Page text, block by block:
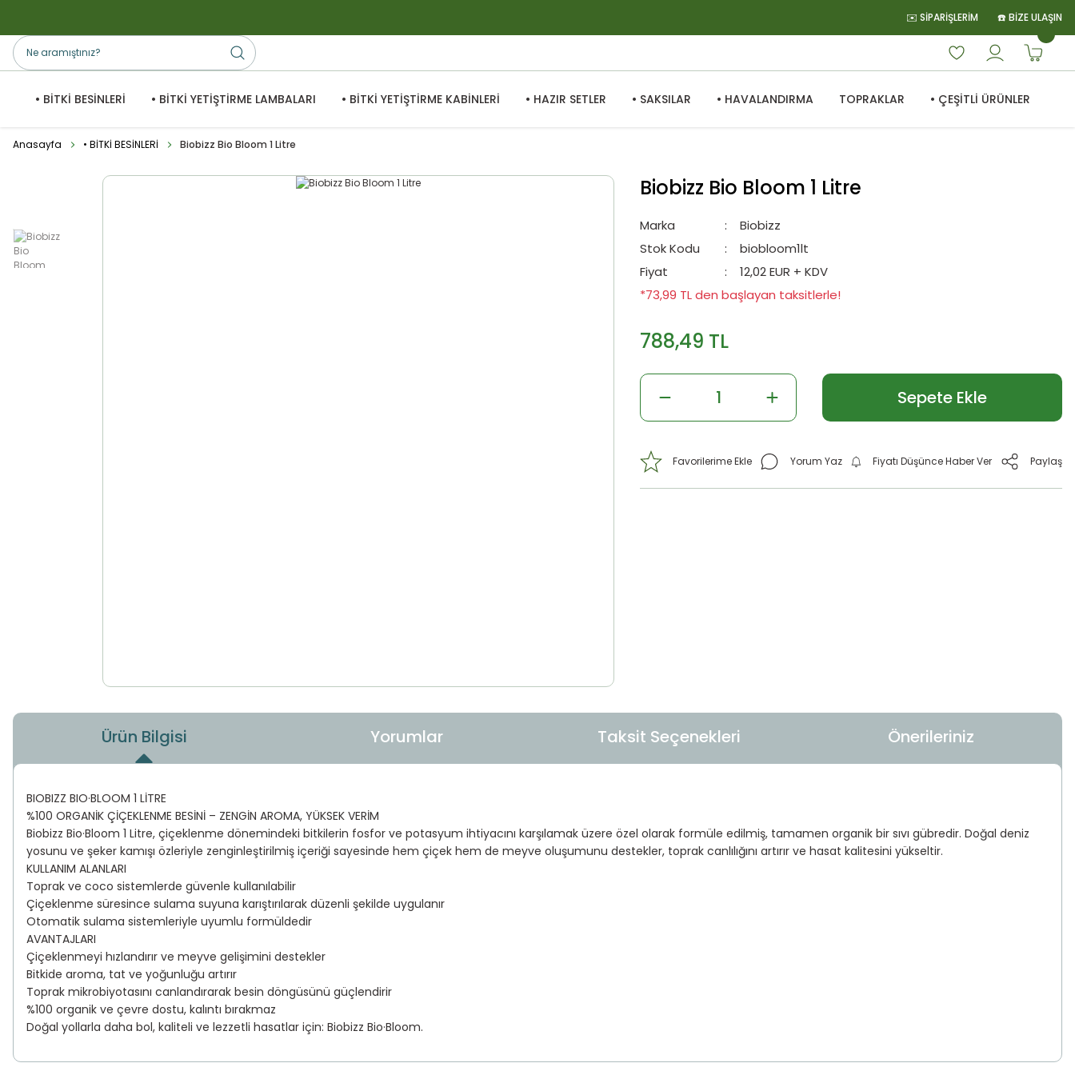
✉️ SİPARİŞLERİM ☎️ BİZE ULAŞIN
• BİTKİ BESİNLERİ • BİTKİ YETİŞTİRME LAMBALARI • BİTKİ YETİŞTİRME KABİNLERİ • HAZIR SETLER • SAKSILAR • HAVALANDIRMA TOPRAKLAR • ÇEŞİTLİ ÜRÜNLER
Anasayfa • BİTKİ BESİNLERİ Biobizz Bio Bloom 1 Litre
Biobizz Bio Bloom 1 Litre
Marka
Biobizz
Stok Kodu
biobloom1lt
Fiyat
12,02 EUR + KDV
*73,99 TL den başlayan taksitlerle!
788,49 TL
Sepete Ekle
Ürün Bilgisi Yorumlar Taksit Seçenekleri Önerileriniz
BIOBIZZ BIO·BLOOM 1 LİTRE
%100 ORGANİK ÇİÇEKLENME BESİNİ – ZENGİN AROMA, YÜKSEK VERİM
Biobizz Bio·Bloom 1 Litre, çiçeklenme dönemindeki bitkilerin fosfor ve potasyum ihtiyacını karşılamak üzere özel olarak formüle edilmiş, tamamen organik bir sıvı gübredir. Doğal deniz
yosunu ve şeker kamışı özleriyle zenginleştirilmiş içeriği sayesinde hem çiçek hem de meyve oluşumunu destekler, toprak canlılığını artırır ve hasat kalitesini yükseltir.
KULLANIM ALANLARI
Toprak ve coco sistemlerde güvenle kullanılabilir
Çiçeklenme süresince sulama suyuna karıştırılarak düzenli şekilde uygulanır
Otomatik sulama sistemleriyle uyumlu formüldedir
AVANTAJLARI
Çiçeklenmeyi hızlandırır ve meyve gelişimini destekler
Bitkide aroma, tat ve yoğunluğu artırır
Toprak mikrobiyotasını canlandırarak besin döngüsünü güçlendirir
%100 organik ve çevre dostu, kalıntı bırakmaz
Doğal yollarla daha bol, kaliteli ve lezzetli hasatlar için: Biobizz Bio·Bloom.